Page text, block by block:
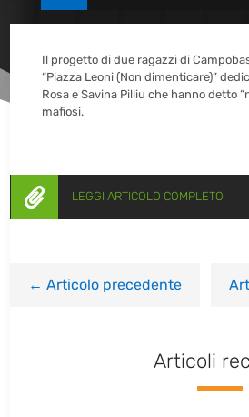
Il progetto di due ragazzi di
“Piazza Leoni (Non dimenticare)”
Rosa e Savina Pilliu che hanno detto
mafiosi.
 LEGGI ARTICOLO COMPLETO
←Articolo precedente
Articoli